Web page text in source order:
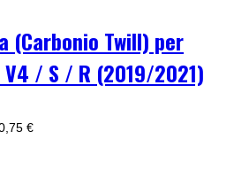
(Carbonio Twill) per
/ S / R (2019/2021)
€